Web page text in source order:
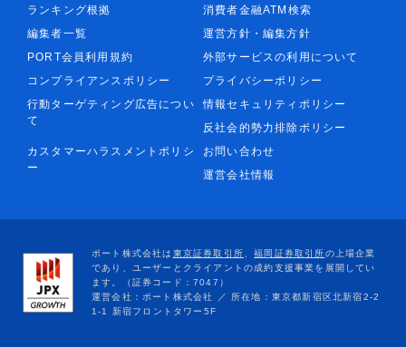
ランキング根拠
消費者金融ATM検索
編集者一覧
運営方針・編集方針
PORT会員利用規約
外部サービスの利用について
コンプライアンスポリシー
プライバシーポリシー
行動ターゲティング広告につい
て
情報セキュリティポリシー
反社会的勢力排除ポリシー
カスタマーハラスメントポリシ
ー
お問い合わせ
運営会社情報